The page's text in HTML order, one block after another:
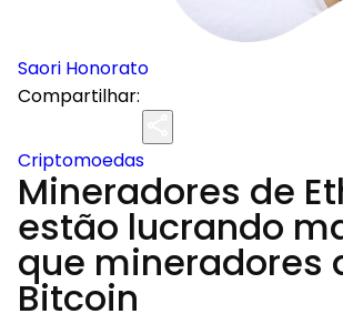
Saori Honorato
Compartilhar:
Criptomoedas
Mineradores de
estão lucrando
que mineradores
Bitcoin